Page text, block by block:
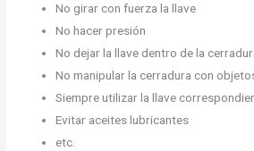
No girar con fuerza la llave
No hacer presión
No dejar la llave dentro de la
No manipular la cerradura con
Siempre utilizar la llave
Evitar aceites lubricantes
etc.